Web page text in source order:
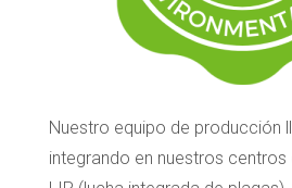
Nuestro equipo de producción
integrando en nuestros